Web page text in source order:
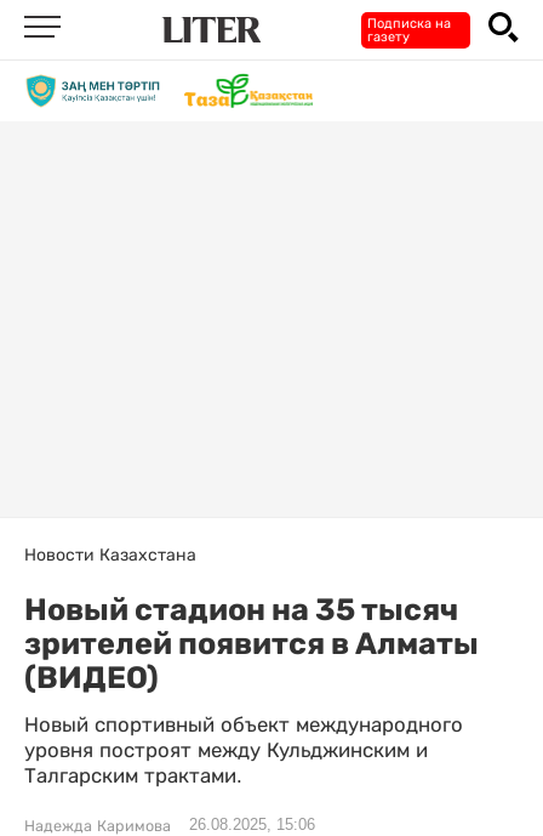
Подписка на
газету
Новости Казахстана
Новый стадион на 35 тысяч
зрителей появится в Алматы
(ВИДЕО)
Новый спортивный объект международного
уровня построят между Кульджинским и
Талгарским трактами.
Надежда Каримова 26.08.2025, 15:06